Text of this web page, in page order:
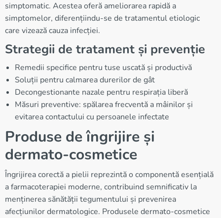
simptomatic. Acestea oferă ameliorarea rapidă a
simptomelor, diferențiindu-se de tratamentul etiologic
care vizează cauza infecției.
Strategii de tratament și prevenție
Remedii specifice pentru tuse uscată și productivă
Soluții pentru calmarea durerilor de gât
Decongestionante nazale pentru respirația liberă
Măsuri preventive: spălarea frecventă a mâinilor și
evitarea contactului cu persoanele infectate
Produse de îngrijire și
dermato-cosmetice
Îngrijirea corectă a pielii reprezintă o componentă esențială
a farmacoterapiei moderne, contribuind semnificativ la
menținerea sănătății tegumentului și prevenirea
afecțiunilor dermatologice. Produsele dermato-cosmetice